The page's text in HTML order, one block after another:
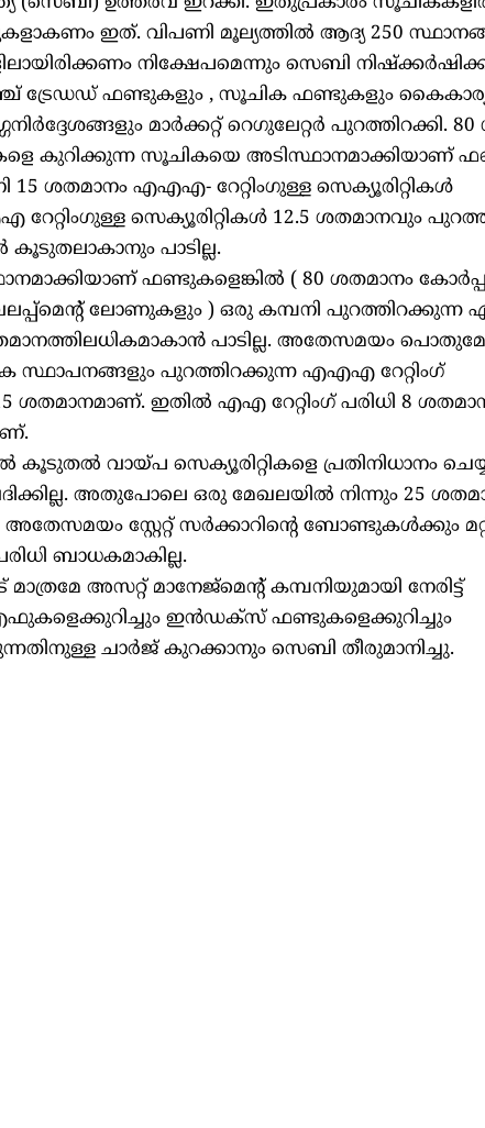
ഇത്. വിപണി മൂല്യത്തില്‍ ആദ്യ 250
നിക്ഷേപമെന്നും സെബി
ട്രേഡഡ് ഫണ്ടുകളും , സൂചിക ഫണ്ടുകളും
മാര്‍ക്കറ്റ് റെഗുലേറ്റര്‍ പുറത്തിറക്കി.
കുറിക്കുന്ന സൂചികയെ അടിസ്ഥാനമാക്കിയാണ്
15 ശതമാനം എഎഎ- റേറ്റിംഗുള്ള സെക്യൂരിറ്റികള്‍
സെക്യൂരിറ്റികള്‍ 12.5 ശതമാനവും
കൂടുതലാകാനും പാടില്ല.
ഫണ്ടുകളെങ്കില്‍ ( 80 ശതമാനം
ലോണുകളും ) ഒരു കമ്പനി
പാടില്ല. അതേസമയം
പുറത്തിറക്കുന്ന എഎഎ റേറ്റിംഗ്
15 ശതമാനമാണ്. ഇതില്‍ എഎ റേറ്റിംഗ് പരിധി 8
കൂടുതല്‍ വായ്പ സെക്യൂരിറ്റികളെ പ്രതിനിധാനം
അതുപോലെ ഒരു മേഖലയില്‍ നിന്നും 25
അതേസമയം സ്റ്റേറ്റ് സര്‍ക്കാറിന്റെ ബോണ്ടുകള്‍ക്കും
ബാധകമാകില്ല.
അസറ്റ് മാനേജ്‌മെന്റ് കമ്പനിയുമായി നേരിട്ട്
ഇന്‍ഡക്‌സ് ഫണ്ടുകളെക്കുറിച്ചും
ചാര്‍ജ് കുറക്കാനും സെബി തീരുമാനിച്ചു.